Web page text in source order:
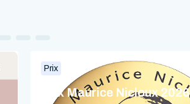
Prix
Prix Maurice Nicloux 2026